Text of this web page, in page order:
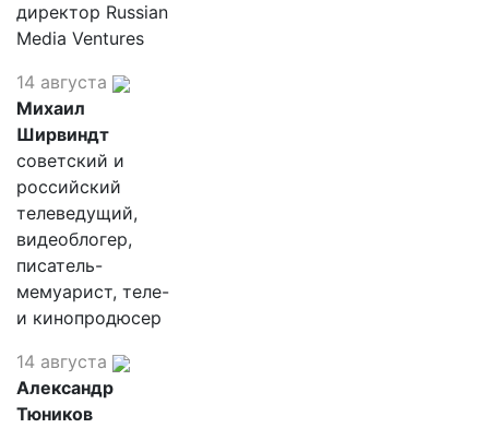
директор Russian
Media Ventures
14 августа
Михаил
Ширвиндт
советский и
российский
телеведущий,
видеоблогер,
писатель-
мемуарист, теле-
и кинопродюсер
14 августа
Александр
Тюников